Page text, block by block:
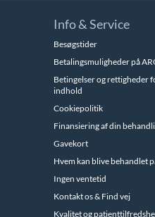
Info & Service
Besøgstider
Betalingsmuligheder på
Betingelser og rettigheder
indhold
Cookiepolitik
Finansiering af din
Gavekort
Hvem kan blive behandlet
Ingen ventetid
Kontakt os & Find vej
Kvalitet og